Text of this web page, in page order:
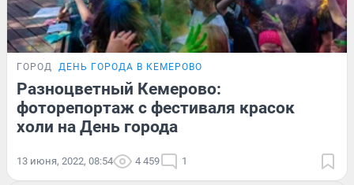
ГОРОД ДЕНЬ ГОРОДА В КЕМЕРОВО
Разноцветный Кемерово:
фоторепортаж с фестиваля красок
холи на День города
13 июня, 2022, 08:54 4 459 1